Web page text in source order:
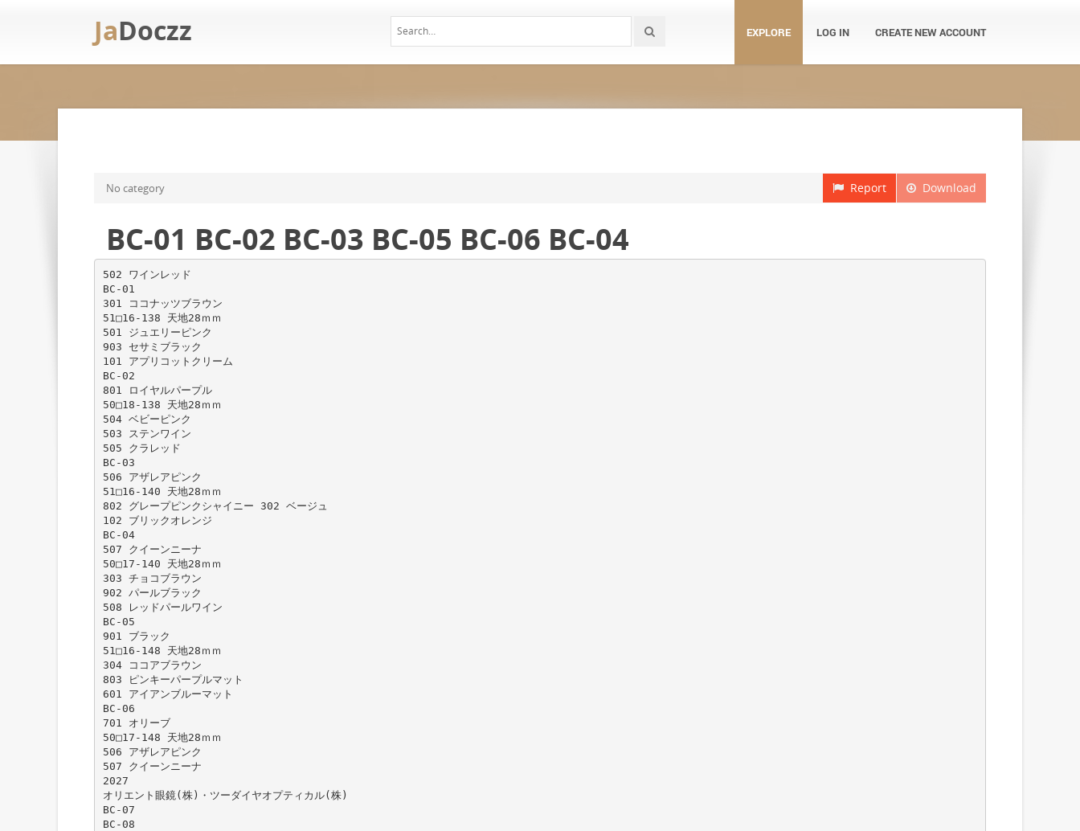
JaDoczz EXPLORE LOG IN CREATE NEW ACCOUNT
Download
Report
No category
BC-01 BC-02 BC-03 BC-05 BC-06 BC-04
502 ワインレッド
BC-01
301 ココナッツブラウン
51□16-138 天地28ｍｍ
501 ジュエリーピンク
903 セサミブラック
101 アプリコットクリーム
BC-02
801 ロイヤルパープル
50□18-138 天地28ｍｍ
504 ベビーピンク
503 ステンワイン
505 クラレッド
BC-03
506 アザレアピンク
51□16-140 天地28ｍｍ
802 グレープピンクシャイニー 302 ベージュ
102 ブリックオレンジ
BC-04
507 クイーンニーナ
50□17-140 天地28ｍｍ
303 チョコブラウン
902 パールブラック
508 レッドパールワイン
BC-05
901 ブラック
51□16-148 天地28ｍｍ
304 ココアブラウン
803 ピンキーパープルマット
601 アイアンブルーマット
BC-06
701 オリーブ
50□17-148 天地28ｍｍ
506 アザレアピンク
507 クイーンニーナ
2027
オリエント眼鏡(株)・ツーダイヤオプティカル(株)
BC-07
BC-08